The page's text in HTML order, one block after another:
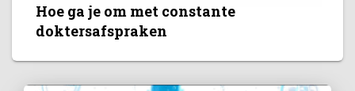
Hoe ga je om met constante
doktersafspraken